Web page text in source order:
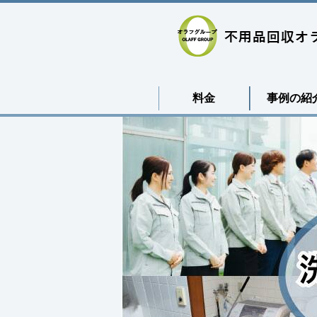
料金 事例の紹